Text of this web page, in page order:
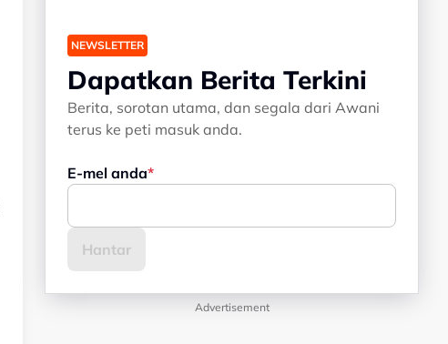
NEWSLETTER
Dapatkan Berita Terkini
Berita, sorotan utama, dan segala dari Awani
terus ke peti masuk anda.
E-mel anda
Advertisement